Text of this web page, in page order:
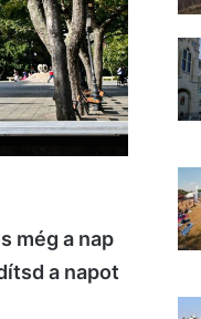
még a nap
a napot